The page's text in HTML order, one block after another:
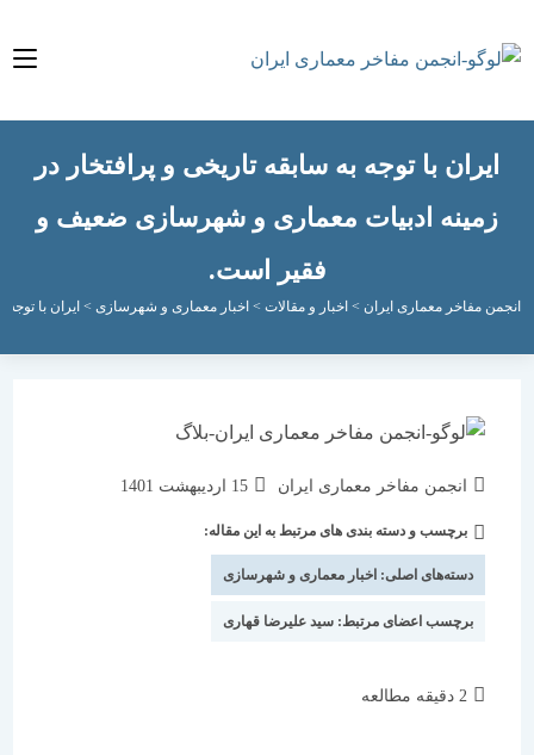
با توجه به سابقه تاریخی و پرافتخار در
ادبیات معماری و شهرسازی ضعیف و
فقیر است.
مفاخر معماری ایران > اخبار و مقالات>اخبار معماری و شهرسازی>ایران با توجه به
انجمن مفاخر معماری ایران
نوشته
شده
است:
15 اردیبهشت 1401
برچسب و دسته بندی های مرتبط به این مقاله:
دسته‌های اصلی:اخبار معماری و شهرسازی
برچسب اعضای مرتبط: سید علیرضا قهاری